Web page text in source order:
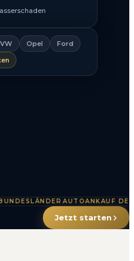
VW Opel
Ford
·AUTOANKAUF
Jetzt starten